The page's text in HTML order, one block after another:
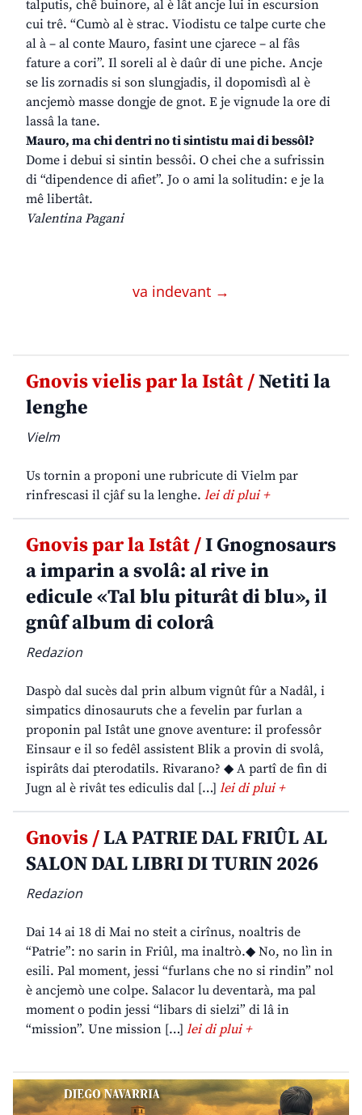
talputis, chê buinore, al è lât ancje lui in escursion
cui trê. “Cumò al è strac. Viodistu ce talpe curte che
al à – al conte Mauro, fasint une cjarece – al fâs
fature a cori”. Il soreli al è daûr di une piche. Ancje
se lis zornadis si son slungjadis, il dopomisdì al è
ancjemò masse dongje de gnot. E je vignude la ore di
lassâ la tane.
Mauro, ma chi dentri no ti sintistu mai di bessôl?
Dome i debui si sintin bessôi. O chei che a sufrissin
di “dipendence di afiet”. Jo o ami la solitudin: e je la
mê libertât.
Valentina Pagani
va indevant →
Gnovis vielis par la Istât /Netiti la
lenghe
Vielm
Us tornin a proponi une rubricute di Vielm par
rinfrescasi il cjâf su la lenghe. lei di plui +
Gnovis par la Istât /I Gnognosaurs
a imparin a svolâ: al rive in
edicule «Tal blu piturât di blu», il
gnûf album di colorâ
Redazion
Daspò dal sucès dal prin album vignût fûr a Nadâl, i
simpatics dinosauruts che a fevelin par furlan a
proponin pal Istât une gnove aventure: il professôr
Einsaur e il so fedêl assistent Blik a provin di svolâ,
ispirâts dai pterodatils. Rivarano? ◆ A partî de fin di
Jugn al è rivât tes ediculis dal […] lei di plui +
Gnovis /LA PATRIE DAL FRIÛL AL
SALON DAL LIBRI DI TURIN 2026
Redazion
Dai 14 ai 18 di Mai no steit a cirînus, noaltris de
“Patrie”: no sarin in Friûl, ma inaltrò.◆ No, no lìn in
esili. Pal moment, jessi “furlans che no si rindin” nol
è ancjemò une colpe. Salacor lu deventarà, ma pal
moment o podin jessi “libars di sielzi” di lâ in
“mission”. Une mission […] lei di plui +